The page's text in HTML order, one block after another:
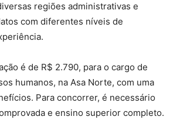
regiões administrativas e
com diferentes níveis de
é de R$ 2.790, para o cargo de
humanos, na Asa Norte, com uma
Para concorrer, é necessário
e ensino superior completo.